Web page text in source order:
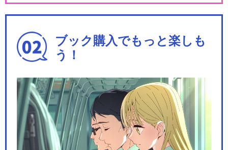
ブック購入でもっと楽しも
う！